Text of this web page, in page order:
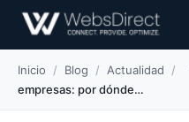
Inicio / Blog / Actualidad /
empresas: por dónde…